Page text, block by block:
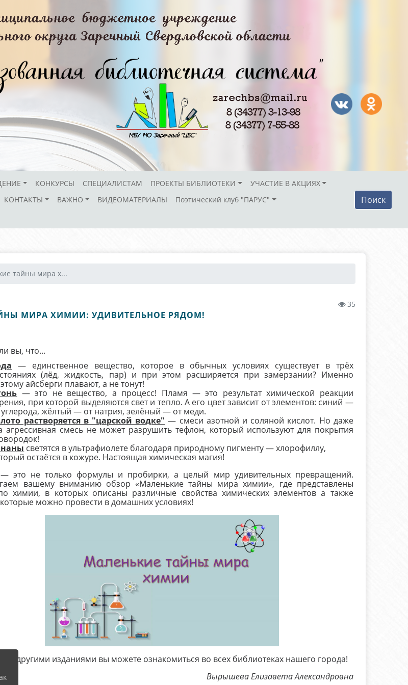
КОНКУРСЫ СПЕЦИАЛИСТАМ ПРОЕКТЫ БИБЛИОТЕКИ
УЧАСТИЕ В АКЦИЯХ
КОНТАКТЫ ВАЖНО ВИДЕОМАТЕРИАЛЫ
Поэтический клуб "ПАРУС"
Поиск
тайны мира х...
35
МИРА ХИМИИ: УДИВИТЕЛЬНОЕ РЯДОМ!
вы, что...
— единственное вещество, которое в обычных условиях существует в трёх
(лёд, жидкость, пар) и при этом расширяется при замерзании? Именно
айсберги плавают, а не тонут!
— это не вещество, а процесс! Пламя — это результат химической реакции
при которой выделяются свет и тепло. А его цвет зависит от элементов: синий —
углерода, жёлтый — от натрия, зелёный — от меди.
растворяется в "царской водке" — смеси азотной и соляной кислот. Но даже
агрессивная смесь не может разрушить тефлон, который используют для покрытия
светятся в ультрафиолете благодаря природному пигменту — хлорофиллу,
остаётся в кожуре. Настоящая химическая магия!
это не только формулы и пробирки, а целый мир удивительных превращений.
вашему вниманию обзор «Маленькие тайны мира химии», где представлены
химии, в которых описаны различные свойства химических элементов а также
можно провести в домашних условиях!
и другими изданиями вы можете ознакомиться во всех библиотеках нашего города!
Вырышева Елизавета Александровна